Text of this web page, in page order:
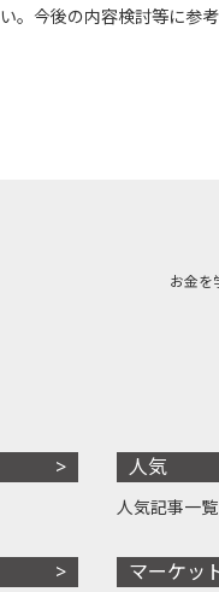
。今後の内容検討等に参考
お金を
人気
人気記事一覧
マーケッ